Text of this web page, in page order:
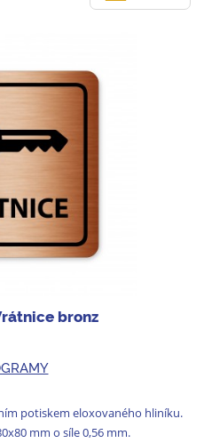
bronz
potiskem eloxovaného hliníku.
mm o síle 0,56 mm.